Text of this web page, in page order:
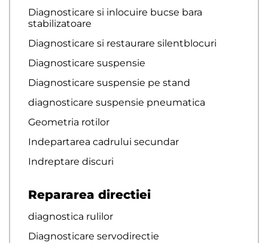
Diagnosticare si inlocuire bucse bara
stabilizatoare
Diagnosticare si restaurare silentblocuri
Diagnosticare suspensie
Diagnosticare suspensie pe stand
diagnosticare suspensie pneumatica
Geometria rotilor
Indepartarea cadrului secundar
Indreptare discuri
Repararea directiei
diagnostica rulilor
Diagnosticare servodirectie